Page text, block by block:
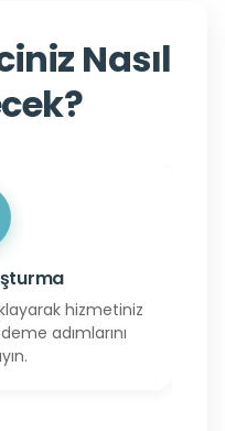
Nasıl
hizmetiniz
adımlarını